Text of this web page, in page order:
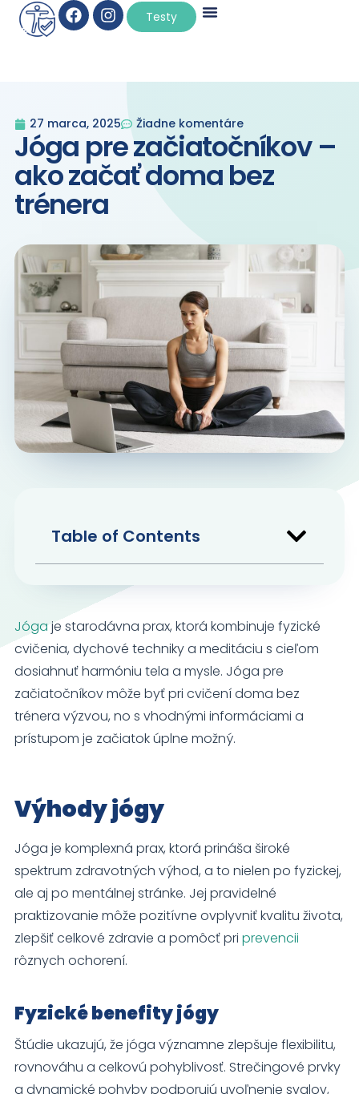
Testy
Jóga pre začiatočníkov –
ako začať doma bez
trénera
Jóga je starodávna prax, ktorá kombinuje fyzické
cvičenia, dychové techniky a meditáciu s cieľom
dosiahnuť harmóniu tela a mysle. Jóga pre
začiatočníkov môže byť pri cvičení doma bez
trénera výzvou, no s vhodnými informáciami a
prístupom je začiatok úplne možný.
Výhody jógy
Jóga je komplexná prax, ktorá prináša široké
spektrum zdravotných výhod, a to nielen po fyzickej,
ale aj po mentálnej stránke. Jej pravidelné
praktizovanie môže pozitívne ovplyvniť kvalitu života,
zlepšiť celkové zdravie a pomôcť pri prevencii
rôznych ochorení.
Fyzické benefity jógy
Štúdie ukazujú, že jóga významne zlepšuje flexibilitu,
rovnováhu a celkovú pohyblivosť. Strečingové prvky
a dynamické pohyby podporujú uvoľnenie svalov,
27 marca, 2025 Žiadne komentáre
Table of Contents
Nevyhnutné
Tieto súbory
cookie nie sú
Štatistiky
funkčnosť
a štruktúru
stránky na
základe
spôsobu
používania
webovej
Aby naša
stránka počas
vašej návštevy
fungovala čo
najlepšie. Ak
tieto súbory
cookie
Marketing
Zdieľaním